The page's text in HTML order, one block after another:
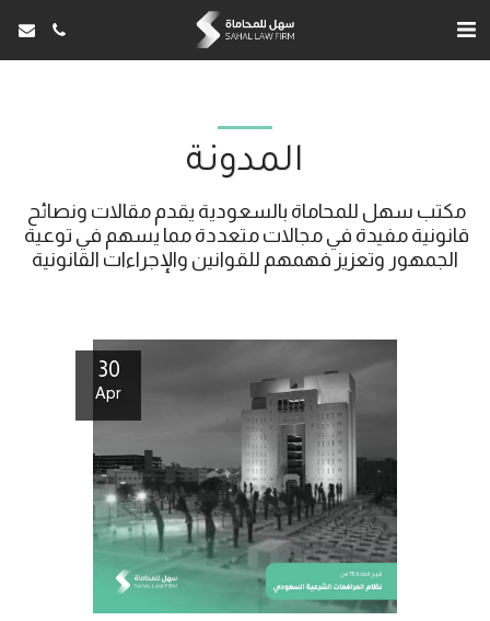
المدونة
الجمهور وتعزيز فهمهم للقوانين والإجراءات القانونية
30
Apr